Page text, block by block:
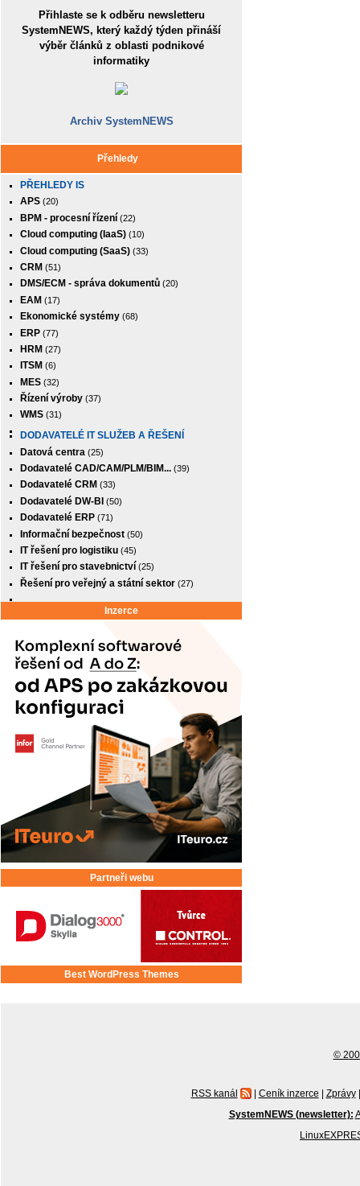
Přihlaste se k odběru newsletteru
SystemNEWS, který každý týden přináší
výběr článků z oblasti podnikové
informatiky
Archiv SystemNEWS
Přehledy
PŘEHLEDY IS
APS (20)
BPM - procesní řízení (22)
Cloud computing (IaaS) (10)
Cloud computing (SaaS) (33)
CRM (51)
DMS/ECM - správa dokumentů (20)
EAM (17)
Ekonomické systémy (68)
ERP (77)
HRM (27)
ITSM (6)
MES (32)
Řízení výroby (37)
WMS (31)
DODAVATELÉ IT SLUŽEB A ŘEŠENÍ
Datová centra (25)
Dodavatelé CAD/CAM/PLM/BIM... (39)
Dodavatelé CRM (33)
Dodavatelé DW-BI (50)
Dodavatelé ERP (71)
Informační bezpečnost (50)
IT řešení pro logistiku (45)
IT řešení pro stavebnictví (25)
Řešení pro veřejný a státní sektor (27)
Inzerce
Partneři webu
Best WordPress Themes
©
RSS kanál | Ceník inzerce | Zprávy |
SystemNEWS (newsletter):